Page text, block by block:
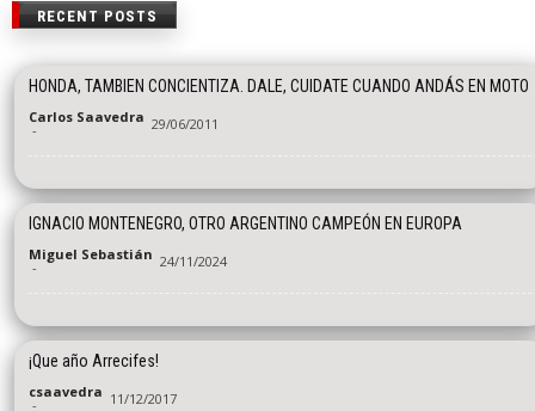
RECENT POSTS
HONDA, TAMBIEN CONCIENTIZA. DALE, CUIDATE CUANDO ANDÁS EN MOTO
Carlos Saavedra
- 29/06/2011
IGNACIO MONTENEGRO, OTRO ARGENTINO CAMPEÓN EN EUROPA
Miguel Sebastián
- 24/11/2024
¡Que año Arrecifes!
csaavedra
- 11/12/2017